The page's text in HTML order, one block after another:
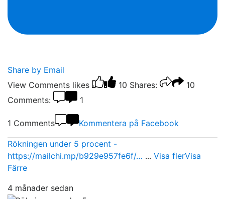
Share by Email
View Comments likes 10 Shares:
10
Comments:
1
1 Comments Kommentera på Facebook
Rökningen under 5 procent -
https://mailchi.mp/b929e957fe6f/… ... Visa flerVisa
Färre
4 månader sedan